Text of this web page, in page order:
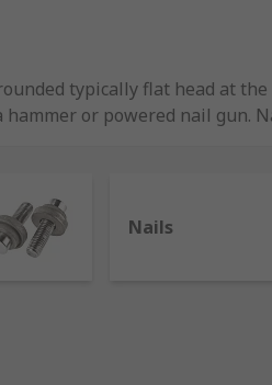
typically flat head at
or powered nail gun.
tacks are used in
shank.
as well as in a range
Nails